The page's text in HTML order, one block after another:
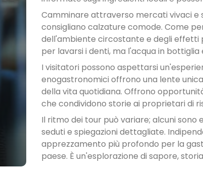
Camminare attraverso mercati vivaci e
consigliano calzature comode. Come
dell'ambiente circostante e degli effetti
per lavarsi i denti, ma l'acqua in
I visitatori possono aspettarsi
enogastronomici offrono una lente
della vita quotidiana. Offrono
che condividono storie ai proprietari di
Il ritmo dei tour può variare; alcuni
seduti e spiegazioni dettagliate.
apprezzamento più profondo per la
paese. È un'esplorazione di sapore,